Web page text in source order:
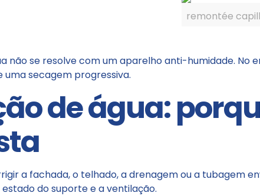
remontée
não se resolve com um aparelho anti-humidade. No
uma secagem progressiva.
de água:
a fachada, o telhado, a drenagem ou a tubagem
do suporte e a ventilação.